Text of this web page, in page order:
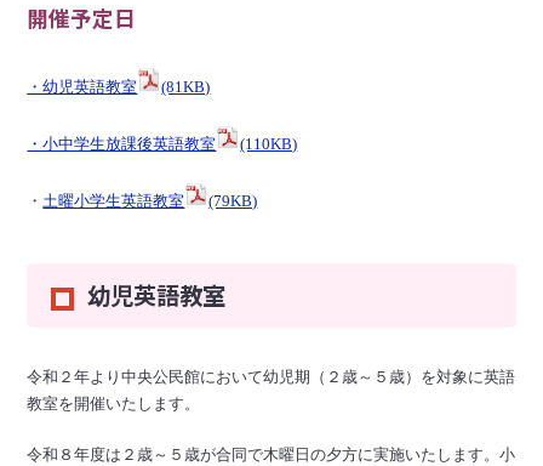
開催予定日
・幼児英語教室 (81KB)
・小中学生放課後英語教室 (110KB)
・土曜小学生英語教室 (79KB)
幼児英語教室
令和２年より中央公民館において幼児期（２歳～５歳）を対象に英語
教室を開催いたします。
令和８年度は２歳～５歳が合同で木曜日の夕方に実施いたします。小